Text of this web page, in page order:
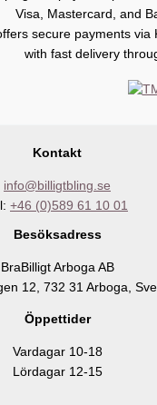
secure payments
with fast delivery
Kontakt
info@billigtbling.se
+46 (0)589 61 10 01
Besöksadress
BraBilligt Arboga AB
12, 732 31 Arboga,
Öppettider
Vardagar 10-18
Lördagar 12-15